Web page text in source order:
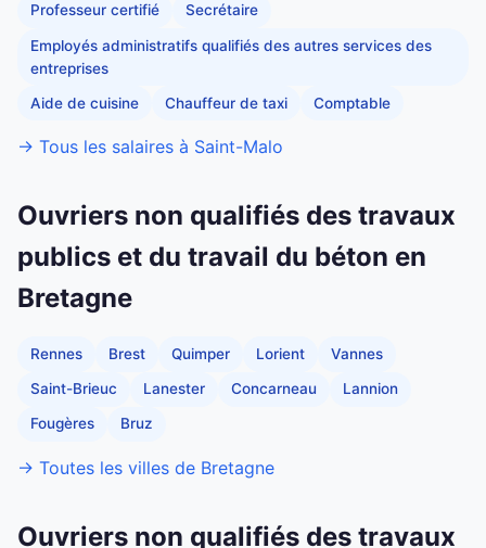
Professeur certifié Secrétaire
Employés administratifs qualifiés des autres services des
entreprises
Aide de cuisine Chauffeur de taxi Comptable
→ Tous les salaires à Saint-Malo
Ouvriers non qualifiés des travaux
publics et du travail du béton en
Bretagne
Rennes Brest Quimper Lorient Vannes
Saint-Brieuc Lanester Concarneau Lannion
Fougères Bruz
→ Toutes les villes de Bretagne
Ouvriers non qualifiés des travaux